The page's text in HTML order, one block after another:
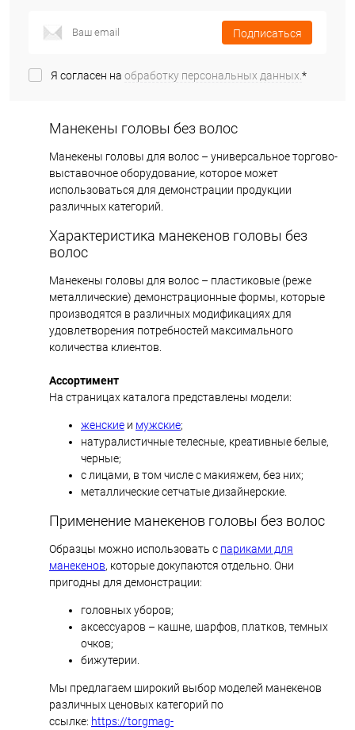
Подписаться
Я согласен на обработку персональных данных.*
Манекены головы без волос
Манекены головы для волос – универсальное торгово-
выставочное оборудование, которое может
использоваться для демонстрации продукции
различных категорий.
Характеристика манекенов головы без
волос
Манекены головы для волос – пластиковые (реже
металлические) демонстрационные формы, которые
производятся в различных модификациях для
удовлетворения потребностей максимального
количества клиентов.
Ассортимент
На страницах каталога представлены модели:
женские и мужские;
натуралистичные телесные, креативные белые,
черные;
с лицами, в том числе с макияжем, без них;
металлические сетчатые дизайнерские.
Применение манекенов головы без волос
Образцы можно использовать с париками для
манекенов, которые докупаются отдельно. Они
пригодны для демонстрации:
головных уборов;
аксессуаров – кашне, шарфов, платков, темных
очков;
бижутерии.
Мы предлагаем широкий выбор моделей манекенов
различных ценовых категорий по
ссылке: https://torgmag-